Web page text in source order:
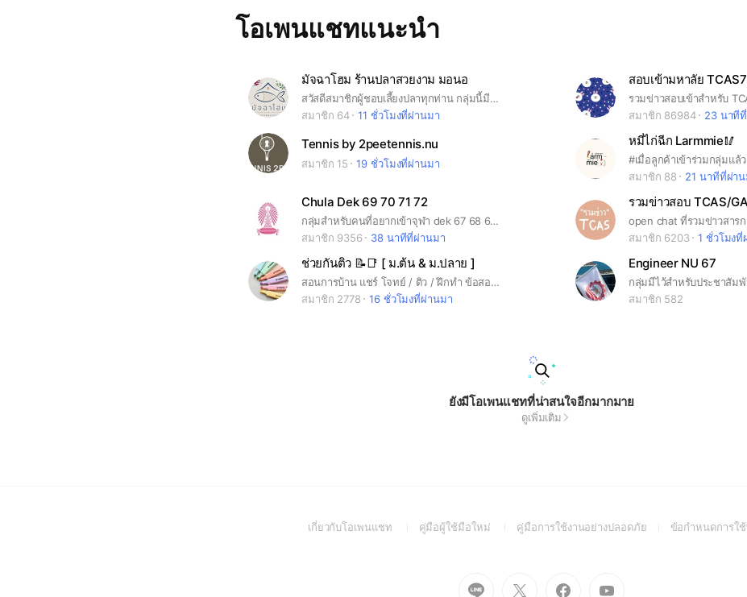
โอเพนแชทแนะนำ
มัจฉาโฮม ร้านปลาสวยงาม มอนอ
สวัสดีสมาชิกผู้ชอบเลี้ยงปลาทุกท่าน กลุ่มนี้มีไว้เพื่อพูดคุยสอบถามปัญหาการเลี้ยงและวิธีการดูแล
สมาชิก 64
11 ชั่วโมงที่ผ่านมา
สมาชิก 86984
23 นาที
Tennis by 2peetennis.nu
สมาชิก 15 19 ชั่วโมงที่ผ่านมา
หมี่ไก่ฉีก Larmmie🥢
สมาชิก 88
21 นาทีที่ผ่า
Chula Dek 69 70 71 72
กลุ่มสำหรับคนที่อยากเข้าจุฬา dek 67 68 69 CU107 CU108
สมาชิก 9356
38 นาทีที่ผ่านมา
สมาชิก 6203
1 ชั่วโมงที่
ช่วยกันติว 📝📑 [ ม.ต้น & ม.ปลาย ]
สอนการบ้าน แชร์ โจทย์ / ติว / ฝึกทำ ข้อสอบ วันละนิด วันละหน่อย รับรองเก่ง 👍 👉 ตอบคำถามก่อนเข้าห้องค่ะ 👈
สมาชิก 2778
16 ชั่วโมงที่ผ่านมา
Engineer NU 67
สมาชิก 582
ยังมีโอเพนแชทที่น่าสนใจอีกมากมาย
ดูเพิ่มเติม
เกี่ยวกับโอเพนแชท
(Openคู่มือผู้ใช้มือใหม่
(Open
window)
คู่มือการใช้งานอย่างปลอดภัย(Openข้อกำหนดการใช้
Go
Go
Go